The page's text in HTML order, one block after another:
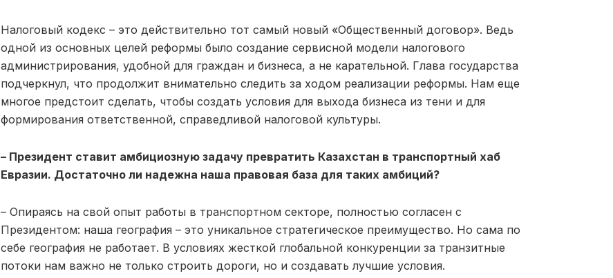
Налоговый кодекс – это действительно тот самый новый «Общественный договор». Ведь
одной из основных целей реформы было создание сервисной модели налогового
администрирования, удобной для граждан и бизнеса, а не карательной. Глава государства
подчеркнул, что продолжит внимательно следить за ходом реализации реформы. Нам еще
многое предстоит сделать, чтобы создать условия для выхода бизнеса из тени и для
формирования ответственной, справедливой налоговой культуры.
– Президент ставит амбициозную задачу превратить Казахстан в транспортный хаб
Евразии. Достаточно ли надежна наша правовая база для таких амбиций?
– Опираясь на свой опыт работы в транспортном секторе, полностью согласен с
Президентом: наша география – это уникальное стратегическое преимущество. Но сама по
себе география не работает. В условиях жесткой глобальной конкуренции за транзитные
потоки нам важно не только строить дороги, но и создавать лучшие условия.